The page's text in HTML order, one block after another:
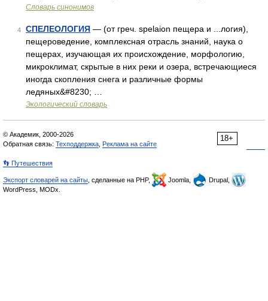
Словарь синонимов
4 СПЕЛЕОЛОГИЯ — (от греч. spelaion пещера и ...логия),
пещероведение, комплексная отрасль знаний, наука о
пещерах, изучающая их происхождение, морфологию,
микроклимат, скрытые в них реки и озера, встречающиеся
иногда скопления снега и различные формы
ледяных&#8230; …
Экологический словарь
18+
© Академик, 2000-2026
Обратная связь: Техподдержка Реклама на сайте
👣 Путешествия
Экспорт словарей на сайты , сделанные на PHP, Joomla,
Drupal,
WordPress, MODx.